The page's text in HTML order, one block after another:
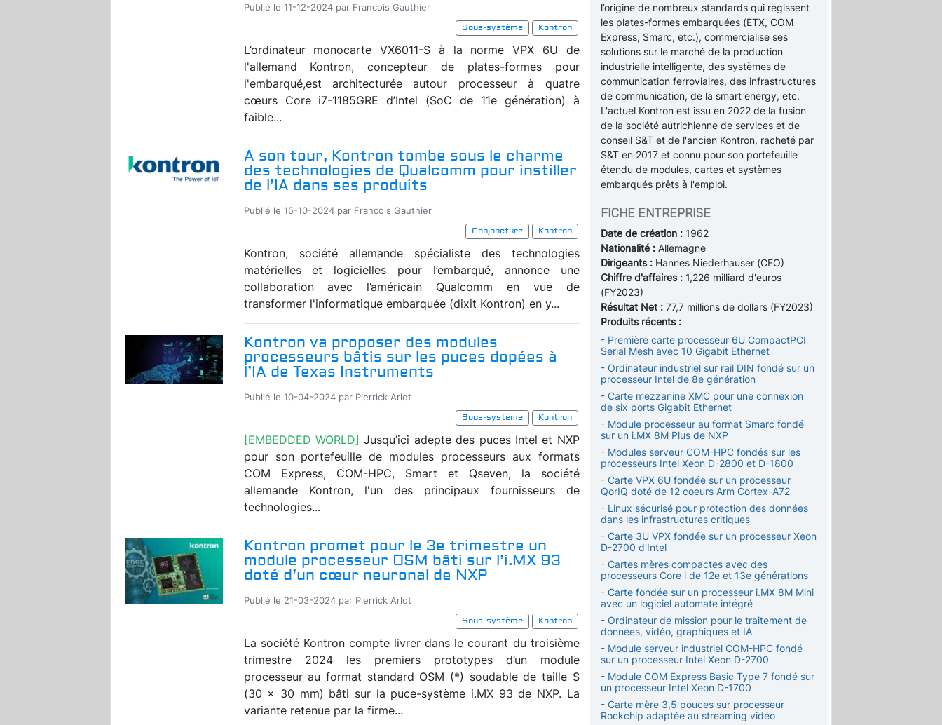
Publié le 11-12-2024 par Francois Gauthier
Sous-système
Kontron
L’ordinateur monocarte VX6011-S à la norme VPX 6U de
l'allemand Kontron, concepteur de plates-formes pour
l'embarqué,est architecturée autour processeur à quatre
cœurs Core i7-1185GRE d’Intel (SoC de 11e génération) à
faible...
A son tour, Kontron tombe sous le charme
des technologies de Qualcomm pour instiller
de l’IA dans ses produits
Publié le 15-10-2024 par Francois Gauthier
Conjoncture
Kontron
Kontron, société allemande spécialiste des technologies
matérielles et logicielles pour l’embarqué, annonce une
collaboration avec l’américain Qualcomm en vue de
transformer l'informatique embarquée (dixit Kontron) en y...
Kontron va proposer des modules
processeurs bâtis sur les puces dopées à
l’IA de Texas Instruments
Publié le 10-04-2024 par Pierrick Arlot
Sous-système
Kontron
[EMBEDDED WORLD]Jusqu’ici adepte des puces Intel et NXP
pour son portefeuille de modules processeurs aux formats
COM Express, COM-HPC, Smart et Qseven, la société
allemande Kontron, l'un des principaux fournisseurs de
technologies...
Kontron promet pour le 3e trimestre un
module processeur OSM bâti sur l’i.MX 93
doté d’un cœur neuronal de NXP
Publié le 21-03-2024 par Pierrick Arlot
Sous-système
Kontron
La société Kontron compte livrer dans le courant du troisième
trimestre 2024 les premiers prototypes d’un module
processeur au format standard OSM (*) soudable de taille S
(30 x 30 mm) bâti sur la puce-système i.MX 93 de NXP. La
variante retenue par la firme...
l’origine de nombreux standards qui régissent
les plates-formes embarquées (ETX, COM
Express, Smarc, etc.), commercialise ses
solutions sur le marché de la production
industrielle intelligente, des systèmes de
communication ferroviaires, des infrastructures
de communication, de la smart energy, etc.
L'actuel Kontron est issu en 2022 de la fusion
de la société autrichienne de services et de
conseil S&T et de l'ancien Kontron, racheté par
S&T en 2017 et connu pour son portefeuille
étendu de modules, cartes et systèmes
embarqués prêts à l'emploi.
FICHE ENTREPRISE
Date de création : 1962
Nationalité : Allemagne
Dirigeants : Hannes Niederhauser (CEO)
Chiffre d'affaires : 1,226 milliard d'euros
(FY2023)
Résultat Net : 77,7 millions de dollars (FY2023)
Produits récents :
- Première carte processeur 6U CompactPCI
Serial Mesh avec 10 Gigabit Ethernet
- Ordinateur industriel sur rail DIN fondé sur un
processeur Intel de 8e génération
- Carte mezzanine XMC pour une connexion
de six ports Gigabit Ethernet
- Module processeur au format Smarc fondé
sur un i.MX 8M Plus de NXP
- Modules serveur COM-HPC fondés sur les
processeurs Intel Xeon D-2800 et D-1800
- Carte VPX 6U fondée sur un processeur
QorIQ doté de 12 coeurs Arm Cortex-A72
- Linux sécurisé pour protection des données
dans les infrastructures critiques
- Carte 3U VPX fondée sur un processeur Xeon
D-2700 d’Intel
- Cartes mères compactes avec des
processeurs Core i de 12e et 13e générations
- Carte fondée sur un processeur i.MX 8M Mini
avec un logiciel automate intégré
- Ordinateur de mission pour le traitement de
données, vidéo, graphiques et IA
- Module serveur industriel COM-HPC fondé
sur un processeur Intel Xeon D-2700
- Module COM Express Basic Type 7 fondé sur
un processeur Intel Xeon D-1700
- Carte mère 3,5 pouces sur processeur
Rockchip adaptée au streaming vidéo